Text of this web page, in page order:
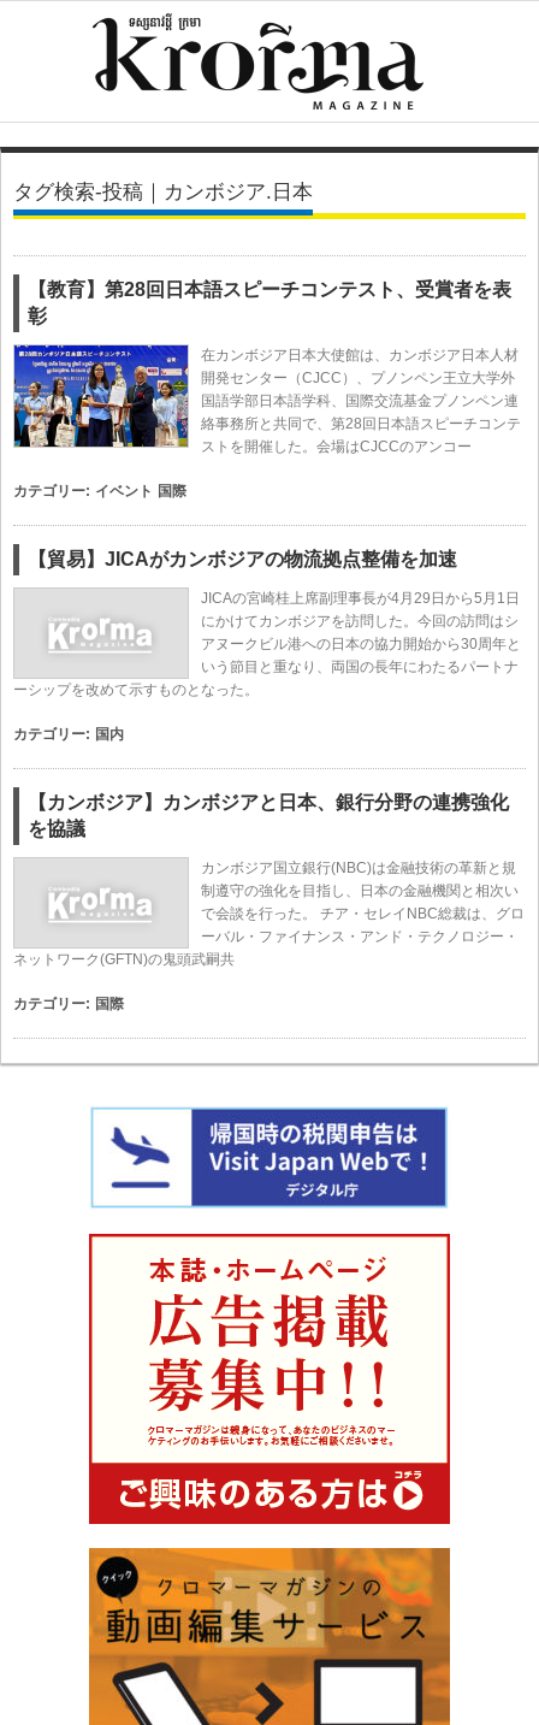
タグ検索-投稿｜カンボジア.日本
【教育】第28回日本語スピーチコンテスト、受賞者を表
彰
在カンボジア日本大使館は、カンボジア日本人材
開発センター（CJCC）、プノンペン王立大学外
国語学部日本語学科、国際交流基金プノンペン連
絡事務所と共同で、第28回日本語スピーチコンテ
ストを開催した。会場はCJCCのアンコー
カテゴリー: イベント 国際
【貿易】JICAがカンボジアの物流拠点整備を加速
JICAの宮崎桂上席副理事長が4月29日から5月1日
にかけてカンボジアを訪問した。今回の訪問はシ
アヌークビル港への日本の協力開始から30周年と
いう節目と重なり、両国の長年にわたるパートナ
ーシップを改めて示すものとなった。
カテゴリー: 国内
【カンボジア】カンボジアと日本、銀行分野の連携強化
を協議
カンボジア国立銀行(NBC)は金融技術の革新と規
制遵守の強化を目指し、日本の金融機関と相次い
で会談を行った。 チア・セレイNBC総裁は、グロ
ーバル・ファイナンス・アンド・テクノロジー・
ネットワーク(GFTN)の鬼頭武嗣共
カテゴリー: 国際